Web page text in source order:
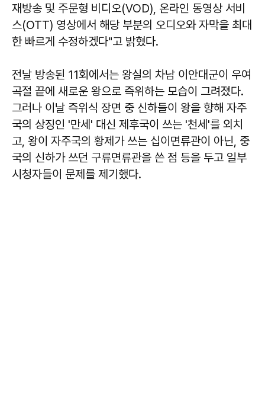
재방송 및 주문형 비디오(VOD), 온라인 동영상 서비
스(OTT) 영상에서 해당 부분의 오디오와 자막을 최대
한 빠르게 수정하겠다"고 밝혔다.
전날 방송된 11회에서는 왕실의 차남 이안대군이 우여
곡절 끝에 새로운 왕으로 즉위하는 모습이 그려졌다.
그러나 이날 즉위식 장면 중 신하들이 왕을 향해 자주
국의 상징인 '만세' 대신 제후국이 쓰는 '천세'를 외치
고, 왕이 자주국의 황제가 쓰는 십이면류관이 아닌, 중
국의 신하가 쓰던 구류면류관을 쓴 점 등을 두고 일부
시청자들이 문제를 제기했다.